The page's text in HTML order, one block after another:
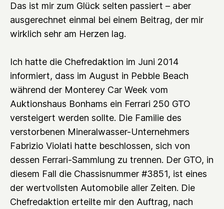
Das ist mir zum Glück selten passiert – aber
ausgerechnet einmal bei einem Beitrag, der mir
wirklich sehr am Herzen lag.
Ich hatte die Chefredaktion im Juni 2014
informiert, dass im August in Pebble Beach
während der Monterey Car Week vom
Auktionshaus Bonhams ein Ferrari 250 GTO
versteigert werden sollte. Die Familie des
verstorbenen Mineralwasser-Unternehmers
Fabrizio Violati hatte beschlossen, sich von
dessen Ferrari-Sammlung zu trennen. Der GTO, in
diesem Fall die Chassisnummer #3851, ist eines
der wertvollsten Automobile aller Zeiten. Die
Chefredaktion erteilte mir den Auftrag, nach